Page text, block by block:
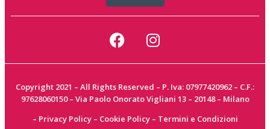
Copyright 2021 – All Rights Reserved – P. Iva: 07977420962 – C.F.:
97628060150 – Via Paolo Onorato Vigliani 13 – 20148 – Milano
– Privacy Policy– Cookie Policy– Termini e Condizioni